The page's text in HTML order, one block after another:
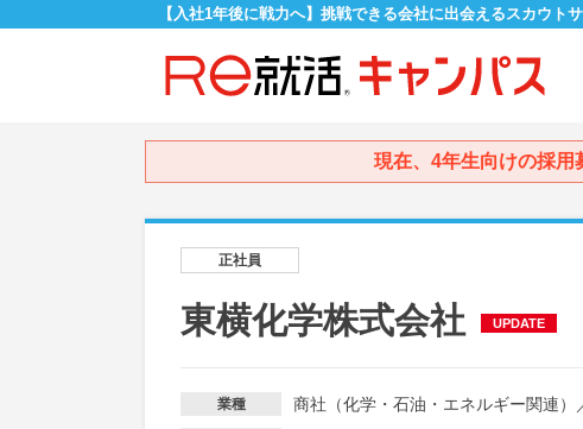
【入社1年後に戦力へ】挑戦できる会社に出会えるスカウト
現在、4年生向けの採用
正社員
東横化学株式会社 UPDATE
業種 商社（化学・石油・エネルギー関連）